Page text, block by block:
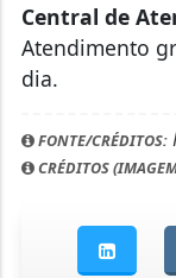
Central de
Atendimento
dia.
FONTE/CRÉDITOS:
CRÉDITOS